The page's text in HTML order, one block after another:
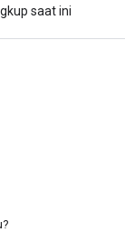
saat ini